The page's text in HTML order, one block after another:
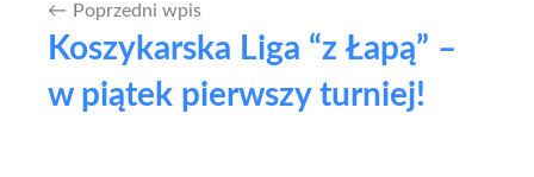
Nawigacja
wpisu
Poprzedni wpis
Koszykarska Liga “z Łapą” –
w piątek pierwszy turniej!